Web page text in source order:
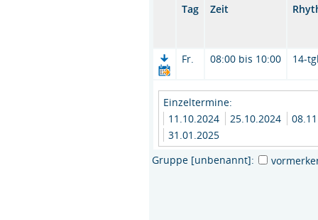
Tag Zeit
Fr. 08:00 bis 10:00 14-
Einzeltermine:
11.10.2024
25.10.2024
31.01.2025
Gruppe [unbenannt]: